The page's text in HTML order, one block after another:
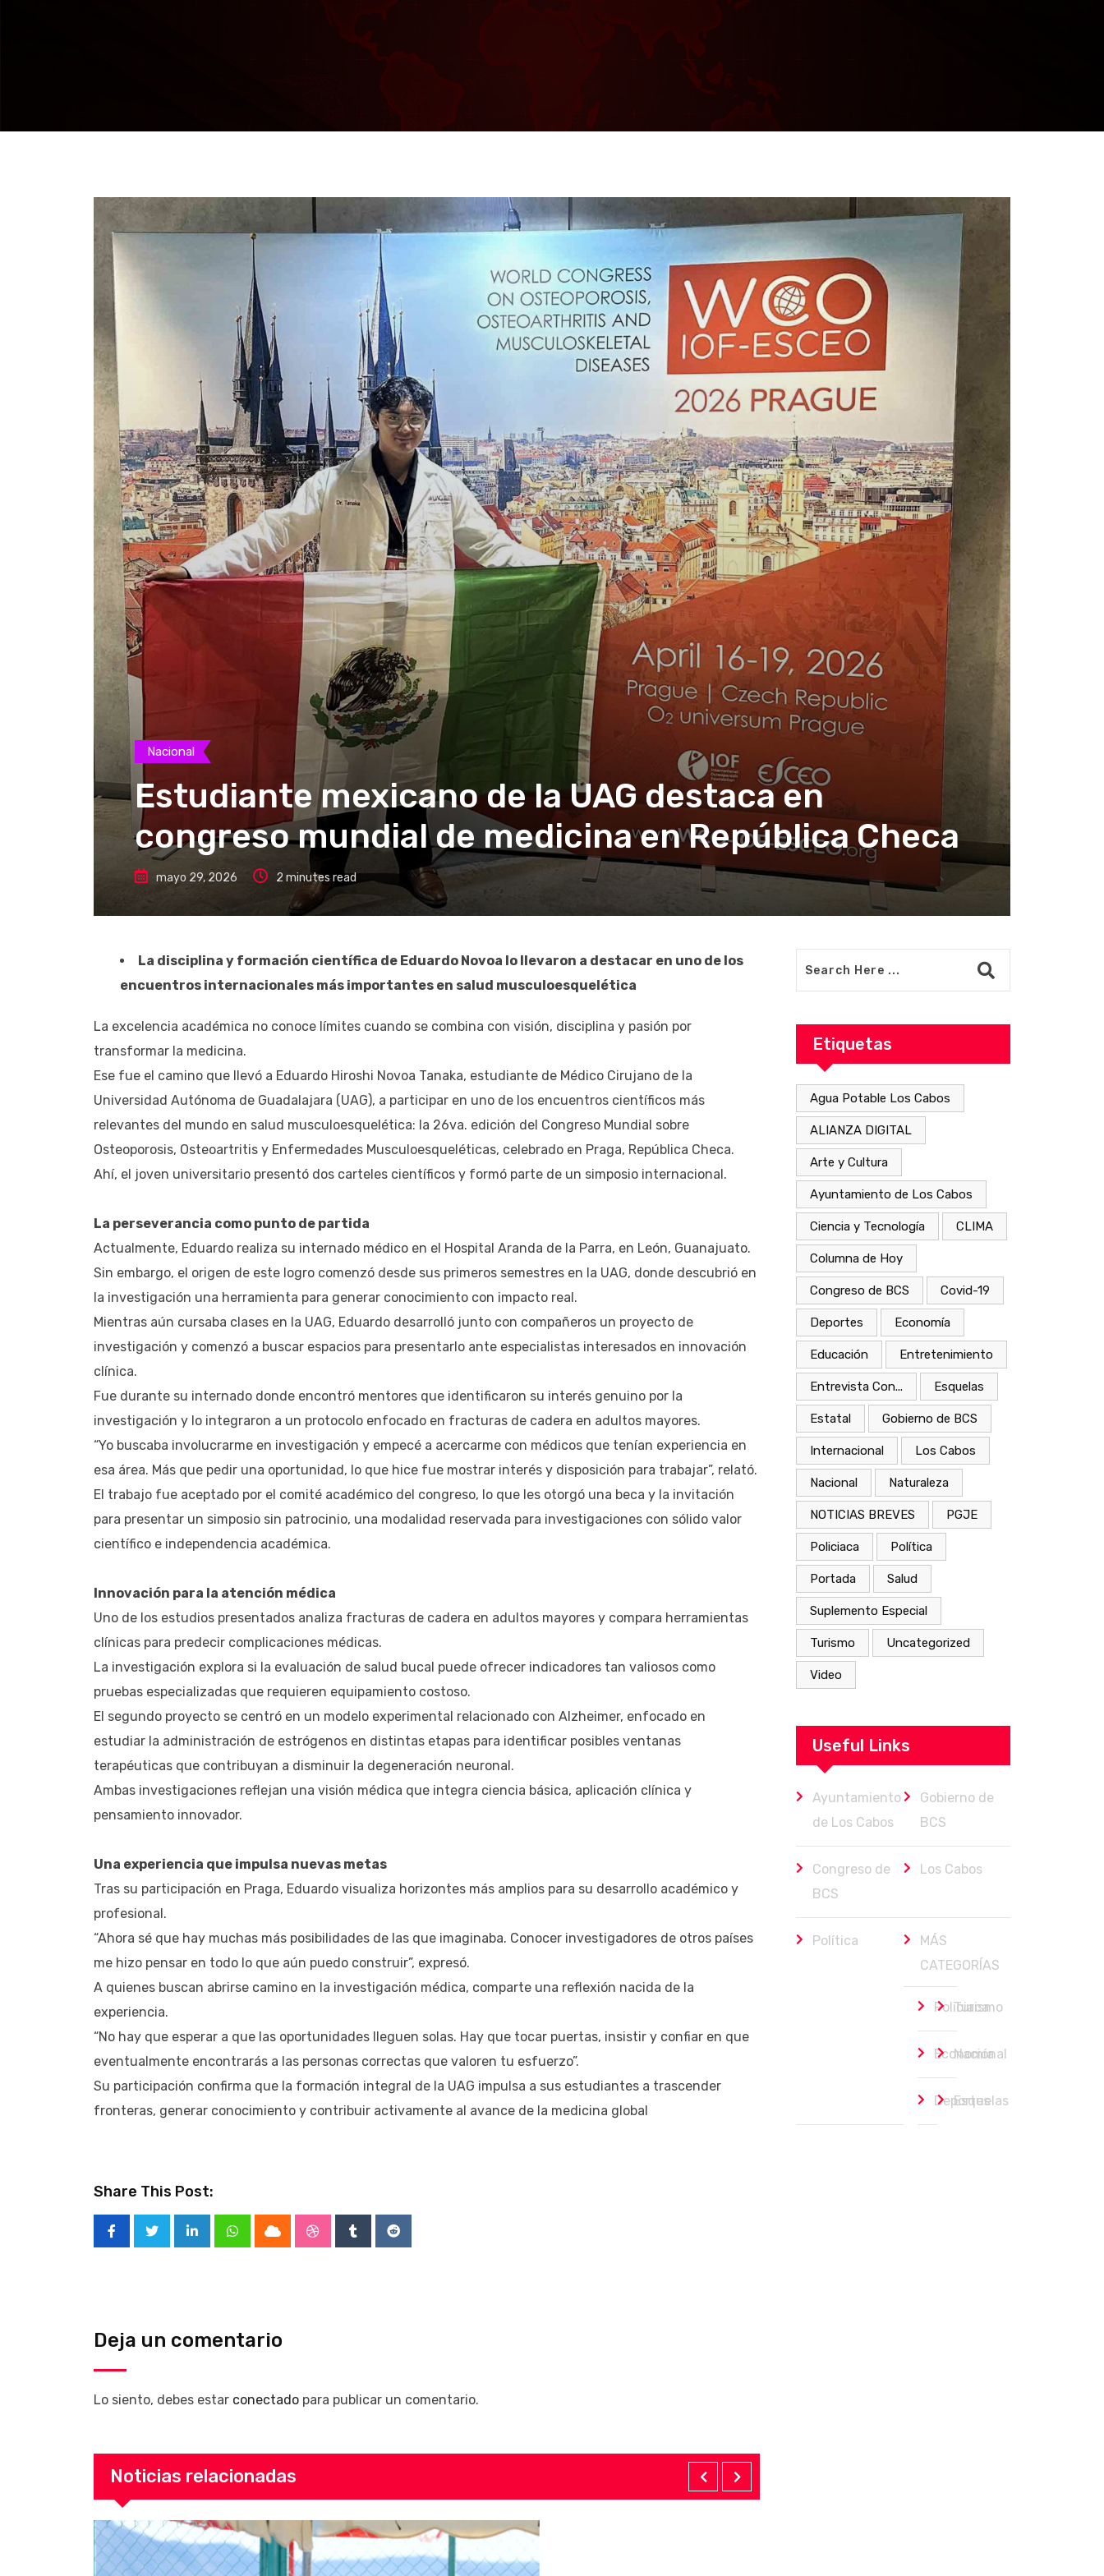
Nacional
Estudiante mexicano de la UAG destaca en
congreso mundial de medicina en República Checa
mayo 29, 2026 2 minutes read
La disciplina y formación científica de Eduardo Novoa lo llevaron a destacar en uno de los
encuentros internacionales más importantes en salud musculoesquelética
La excelencia académica no conoce límites cuando se combina con visión, disciplina y pasión por
transformar la medicina.
Ese fue el camino que llevó a Eduardo Hiroshi Novoa Tanaka, estudiante de Médico Cirujano de la
Universidad Autónoma de Guadalajara (UAG), a participar en uno de los encuentros científicos más
relevantes del mundo en salud musculoesquelética: la 26va. edición del Congreso Mundial sobre
Osteoporosis, Osteoartritis y Enfermedades Musculoesqueléticas, celebrado en Praga, República Checa.
Ahí, el joven universitario presentó dos carteles científicos y formó parte de un simposio internacional.
La perseverancia como punto de partida
Actualmente, Eduardo realiza su internado médico en el Hospital Aranda de la Parra, en León, Guanajuato.
Sin embargo, el origen de este logro comenzó desde sus primeros semestres en la UAG, donde descubrió en
la investigación una herramienta para generar conocimiento con impacto real.
Mientras aún cursaba clases en la UAG, Eduardo desarrolló junto con compañeros un proyecto de
investigación y comenzó a buscar espacios para presentarlo ante especialistas interesados en innovación
clínica.
Fue durante su internado donde encontró mentores que identificaron su interés genuino por la
investigación y lo integraron a un protocolo enfocado en fracturas de cadera en adultos mayores.
“Yo buscaba involucrarme en investigación y empecé a acercarme con médicos que tenían experiencia en
esa área. Más que pedir una oportunidad, lo que hice fue mostrar interés y disposición para trabajar”, relató.
El trabajo fue aceptado por el comité académico del congreso, lo que les otorgó una beca y la invitación
para presentar un simposio sin patrocinio, una modalidad reservada para investigaciones con sólido valor
científico e independencia académica.
Innovación para la atención médica
Uno de los estudios presentados analiza fracturas de cadera en adultos mayores y compara herramientas
clínicas para predecir complicaciones médicas.
La investigación explora si la evaluación de salud bucal puede ofrecer indicadores tan valiosos como
pruebas especializadas que requieren equipamiento costoso.
El segundo proyecto se centró en un modelo experimental relacionado con Alzheimer, enfocado en
estudiar la administración de estrógenos en distintas etapas para identificar posibles ventanas
terapéuticas que contribuyan a disminuir la degeneración neuronal.
Ambas investigaciones reflejan una visión médica que integra ciencia básica, aplicación clínica y
pensamiento innovador.
Una experiencia que impulsa nuevas metas
Tras su participación en Praga, Eduardo visualiza horizontes más amplios para su desarrollo académico y
profesional.
“Ahora sé que hay muchas más posibilidades de las que imaginaba. Conocer investigadores de otros países
me hizo pensar en todo lo que aún puedo construir”, expresó.
A quienes buscan abrirse camino en la investigación médica, comparte una reflexión nacida de la
experiencia.
“No hay que esperar a que las oportunidades lleguen solas. Hay que tocar puertas, insistir y confiar en que
eventualmente encontrarás a las personas correctas que valoren tu esfuerzo”.
Su participación confirma que la formación integral de la UAG impulsa a sus estudiantes a trascender
fronteras, generar conocimiento y contribuir activamente al avance de la medicina global
Share This Post:
LinkedInWhatsappCloud StumbleUpon
TumblrReddit
Deja un comentario
Lo siento, debes estar conectado para publicar un comentario.
Noticias relacionadas
Etiquetas
Agua Potable Los Cabos
ALIANZA DIGITAL
Arte y Cultura
Ayuntamiento de Los Cabos
Ciencia y Tecnología CLIMA
Columna de Hoy
Congreso de BCS Covid-19
Deportes Economía
Educación Entretenimiento
Entrevista Con... Esquelas
Estatal Gobierno de BCS
Internacional Los Cabos
Nacional Naturaleza
NOTICIAS BREVES PGJE
Policiaca Política
Portada Salud
Suplemento Especial
Turismo Uncategorized
Video
Useful Links
Ayuntamiento
de Los Cabos
Gobierno de
BCS
Congreso de
BCS
Los Cabos
Política
MÁS
CATEGORÍAS
Policiaca
Turismo
Economía
Nacional
Deportes
Esquelas